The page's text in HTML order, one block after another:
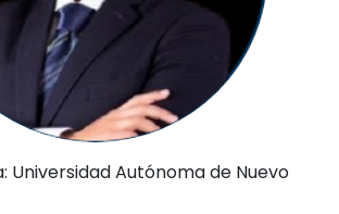
Universidad Autónoma de Nuevo